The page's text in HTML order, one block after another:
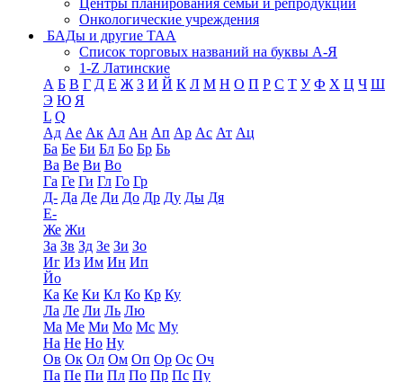
Центры планирования семьи и репродукции
Онкологические учреждения
БАДы и другие ТАА
Список торговых названий на буквы А-Я
1-Z Латинские
А Б В Г Д Е Ж З И Й К Л М Н О П Р С Т У Ф Х Ц Ч Ш
Э Ю Я
L Q
Ад Ае Ак Ал Ан Ап Ар Ас Ат Ац
Ба Бе Би Бл Бо Бр Бь
Ва Ве Ви Во
Га Ге Ги Гл Го Гр
Д- Да Де Ди До Др Ду Ды Дя
Е-
Же Жи
За Зв Зд Зе Зи Зо
Иг Из Им Ин Ип
Йо
Ка Ке Ки Кл Ко Кр Ку
Ла Ле Ли Ль Лю
Ма Ме Ми Мо Мс Му
На Не Но Ну
Ов Ок Ол Ом Оп Ор Ос Оч
Па Пе Пи Пл По Пр Пс Пу